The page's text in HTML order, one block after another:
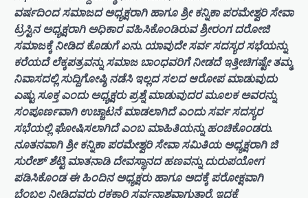
ವರ್ಷದಿಂದ ಸಮಾಜದ ಅಧ್ಯಕ್ಷರಾಗಿ ಹಾಗೂ ಶ್ರೀ ಕನ್ನಿಕಾ ಪರಮೇಶ್ವರಿ ಸೇವಾ
ಟ್ರಸ್ಟಿನ ಅಧ್ಯಕ್ಷರಾಗಿ ಅಧಿಕಾರ ವಹಿಸಿಕೊಂಡಿರುವ ಶ್ರೀರಂಗ ದರೋಜಿ
ಸಮಾಜಕ್ಕೆ ನೀಡಿದ ಕೊಡುಗೆ ಏನು. ಯಾವುದೇ ಸರ್ವ ಸದಸ್ಯರ ಸಭೆಯನ್ನು
ಕರೆಯದೆ ಲೆಕ್ಕಪತ್ರವನ್ನು ಸಮಾಜ ಬಾಂಧವರಿಗೆ ನೀಡದೆ ಇತ್ತೀಚಿಗಷ್ಟೇ ತಮ್ಮ
ನಿವಾಸದಲ್ಲಿ ಸುದ್ದಿಗೋಷ್ಠಿ ನಡೆಸಿ ಇಲ್ಲದ ಸಲದ ಆರೋಪ ಮಾಡುವುದು
ಎಷ್ಟು ಸೂಕ್ತ ಎಂದು ಅಧ್ಯಕ್ಷರು ಪ್ರಶ್ನೆ ಮಾಡುವುದರ ಮೂಲಕ ಅವರನ್ನು
ಸಂಪೂರ್ಣವಾಗಿ ಉಚ್ಚಾಟನೆ ಮಾಡಲಾಗಿದೆ ಎಂದು ಸರ್ವ ಸದಸ್ಯರ
ಸಭೆಯಲ್ಲಿ ಘೋಷಿಸಲಾಗಿದೆ ಎಂಬ ಮಾಹಿತಿಯನ್ನು ಹಂಚಿಕೊಂಡರು.
ನೂತನವಾಗಿ ಶ್ರೀ ಕನ್ನಿಕಾ ಪರಮೇಶ್ವರಿ ಸೇವಾ ಸಮಿತಿಯ ಅಧ್ಯಕ್ಷರಾಗಿ ಜಿ
ಸುರೇಶ್ ಶೆಟ್ಟಿ ಮಾತನಾಡಿ ದೇವಸ್ಥಾನದ ಹಣವನ್ನು ದುರುಪಯೋಗ
ಪಡಿಸಿಕೊಂಡ ಈ ಹಿಂದಿನ ಅಧ್ಯಕ್ಷರು ಹಾಗೂ ಅದಕ್ಕೆ ಪರೋಕ್ಷವಾಗಿ
ಬೆಂಬಲ ನೀಡಿದವರು ರಕ್ತಕಾರಿ ಸರ್ವನಾಶವಾಗುತ್ತಾರೆ. ಇದಕ್ಕೆ